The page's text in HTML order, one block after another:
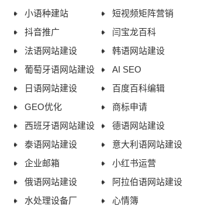
小语种建站
短视频矩阵营销
抖音推广
闫宝龙百科
法语网站建设
韩语网站建设
葡萄牙语网站建设
AI SEO
日语网站建设
百度百科编辑
GEO优化
商标申请
西班牙语网站建设
德语网站建设
泰语网站建设
意大利语网站建设
企业邮箱
小红书运营
俄语网站建设
阿拉伯语网站建设
水处理设备厂
心情簿